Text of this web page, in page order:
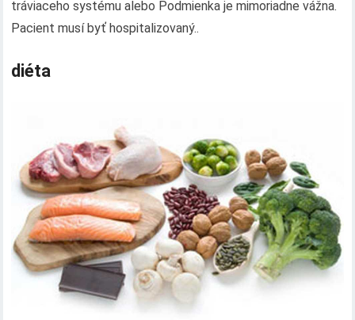
tráviaceho systému alebo Podmienka je mimoriadne vážna.
Pacient musí byť hospitalizovaný..
diéta